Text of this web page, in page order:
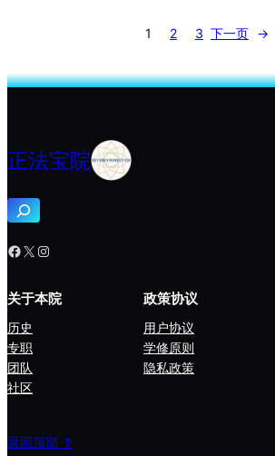
1 2 3 下一页 →
正法宝院
索
Facebook X Instagram
关于本院
历史
专职
团队
社区
政策协议
用户协议
学修原则
隐私政策
返回顶部 ↑